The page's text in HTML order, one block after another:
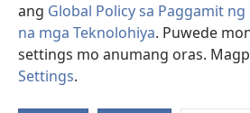
ang Global Policy sa Paggamit
na mga Teknolohiya. Puwede
settings mo anumang oras.
Settings.
Copyright© 2026 Watch Tower Bible and
KASUNDUAN SA PAGGAMIT